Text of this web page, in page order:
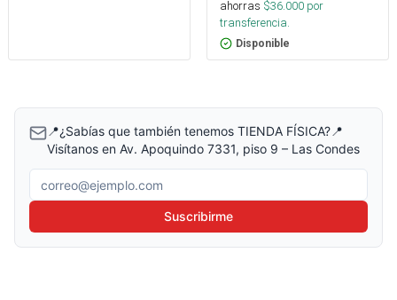
ahorras $36.000 por
transferencia.
Disponible
📍¿Sabías que también tenemos TIENDA FÍSICA?📍
Visítanos en Av. Apoquindo 7331, piso 9 – Las Condes
Correo electrónico
Suscribirme